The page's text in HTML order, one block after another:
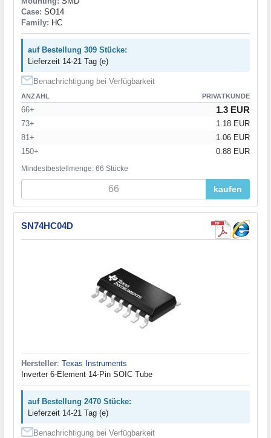
Case: SO14
Family: HC
auf Bestellung 309 Stücke:
Lieferzeit 14-21 Tag (e)
Benachrichtigung bei Verfügbarkeit
ANZAHL PRIVATKUNDE
66+ 1.3 EUR
73+
1.18 EUR
81+
1.06 EUR
150+
0.88 EUR
Mindestbestellmenge: 66 Stücke
kaufen
SN74HC04D
Hersteller: Texas Instruments
Inverter 6-Element 14-Pin SOIC Tube
auf Bestellung 2470 Stücke:
Lieferzeit 14-21 Tag (e)
Benachrichtigung bei Verfügbarkeit